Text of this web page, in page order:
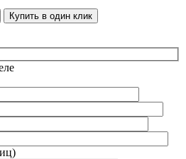
Купить в один клик